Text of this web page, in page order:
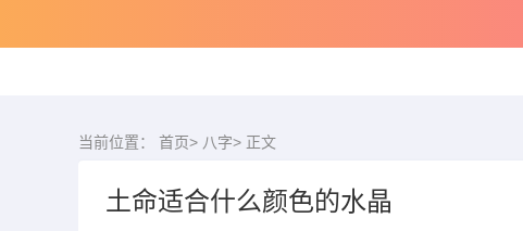
当前位置： 首页> 八字> 正文
土命适合什么颜色的水晶